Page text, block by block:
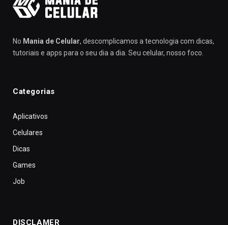
No Mania de Celular, descomplicamos a tecnologia com dicas,
tutoriais e apps para o seu dia a dia. Seu celular, nosso foco.
Categorias
Aplicativos
Celulares
Dicas
Games
Job
DISCLAMER